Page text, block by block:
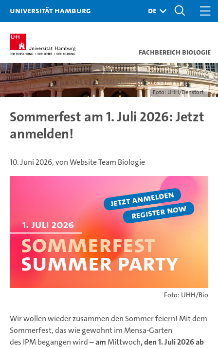
Universität Hamburg
Fachbereich Biologie
Foto: UHH/Denstorf
Sommerfest am 1. Juli 2026: Jetzt
anmelden!
10. Juni 2026, von Website Team Biologie
Foto: UHH/Bio
Wir wollen wieder zusammen den Sommer feiern! Mit dem
Sommerfest, das wie gewohnt im Mensa-Garten
des IPM begangen wird –amMittwoch, den 1. Juli 2026 ab